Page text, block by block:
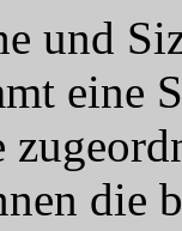
und
eine
die